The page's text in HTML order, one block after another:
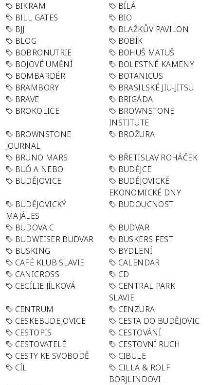
BIKRAM
BÍLÁ
BILL GATES
BIO
BJJ
BLAŽKŮV PAVILON
BLOG
BOBÍK
BOBRONUTRIE
BOHUŠ MATUŠ
BOJOVÉ UMĚNÍ
BOLESTNÉ KAMENY
BOMBARDÉR
BOTANICUS
BRAMBORY
BRASILSKÉ JIU-JITSU
BRAVE
BRIGÁDA
BROKOLICE
BROWNSTONE
INSTITUTE
BROWNSTONE
JOURNAL
BROŽURA
BRUNO MARS
BŘETISLAV ROHÁČEK
BUĎ A NEBO
BUDĚJCE
BUDĚJOVICE
BUDĚJOVICKÉ
EKONOMICKÉ DNY
BUDĚJOVICKÝ
MAJÁLES
BUDOUCNOST
BUDOVA C
BUDVAR
BUDWEISER BUDVAR
BUSKERS FEST
BUSKING
BYDLENÍ
CAFÉ KLUB SLAVIE
CALENDAR
CANICROSS
CD
CECÍLIE JÍLKOVÁ
CENTRAL PARK
SLAVIE
CENTRUM
CENZURA
CESKEBUDEJOVICE
CESTA DO BUDĚJOVIC
CESTOPIS
CESTOVÁNÍ
CESTOVATELÉ
CESTOVNÍ RUCH
CESTY KE SVOBODĚ
CIBULE
CÍL
CILLA & ROLF
BÖRJLINDOVI